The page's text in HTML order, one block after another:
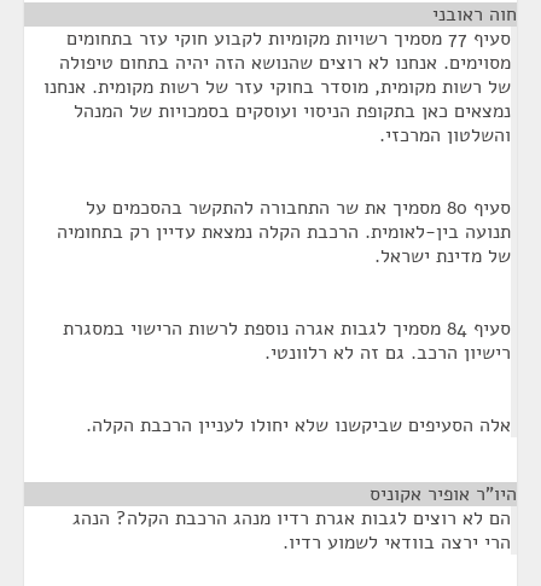
חוה ראובני
סעיף 77 מסמיך רשויות מקומיות לקבוע חוקי עזר בתחומים
מסוימים. אנחנו לא רוצים שהנושא הזה יהיה בתחום טיפולה
של רשות מקומית, מוסדר בחוקי עזר של רשות מקומית. אנחנו
נמצאים כאן בתקופת הניסוי ועוסקים בסמכויות של המנהל
והשלטון המרכזי.
סעיף 80 מסמיך את שר התחבורה להתקשר בהסכמים על
תנועה בין-לאומית. הרכבת הקלה נמצאת עדיין רק בתחומיה
של מדינת ישראל.
סעיף 84 מסמיך לגבות אגרה נוספת לרשות הרישוי במסגרת
רישיון הרכב. גם זה לא רלוונטי.
אלה הסעיפים שביקשנו שלא יחולו לעניין הרכבת הקלה.
היו"ר אופיר אקוניס
הם לא רוצים לגבות אגרת רדיו מנהג הרכבת הקלה? הנהג
הרי ירצה בוודאי לשמוע רדיו.